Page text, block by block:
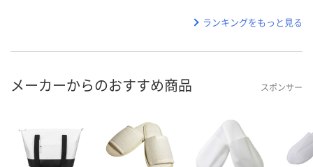
ランキングをもっと見る
メーカーからのおすすめ商品 スポンサー